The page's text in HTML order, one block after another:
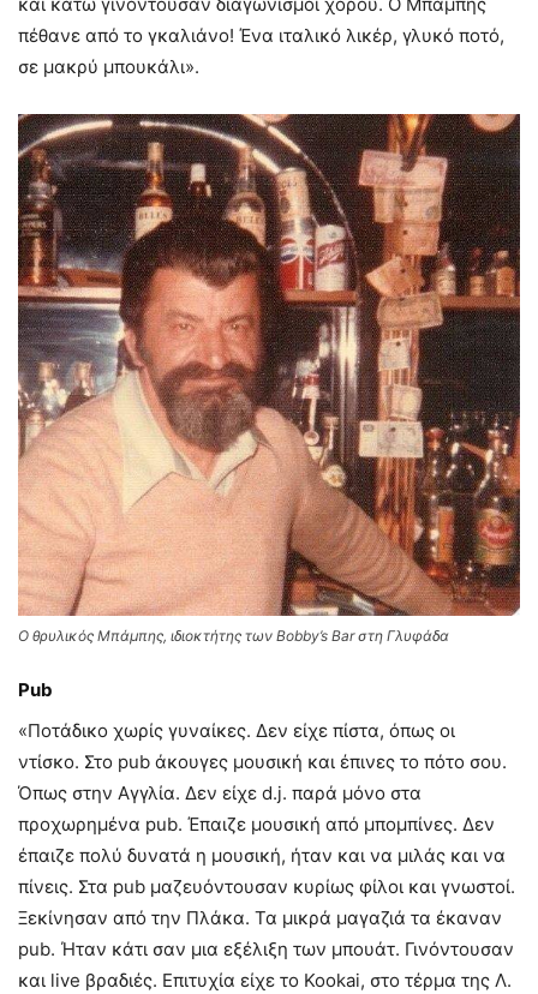
και κάτω γινόντουσαν διαγωνισμοί χορού. Ο Μπάμπης
πέθανε από το γκαλιάνο! Ένα ιταλικό λικέρ, γλυκό ποτό,
σε μακρύ μπουκάλι».
Ο θρυλικός Μπάμπης, ιδιοκτήτης των Bobby’s Bar στη Γλυφάδα
Pub
«Ποτάδικο χωρίς γυναίκες. Δεν είχε πίστα, όπως οι
ντίσκο. Στο pub άκουγες μουσική και έπινες το πότο σου.
Όπως στην Αγγλία. Δεν είχε d.j. παρά μόνο στα
προχωρημένα pub. Έπαιζε μουσική από μπομπίνες. Δεν
έπαιζε πολύ δυνατά η μουσική, ήταν και να μιλάς και να
πίνεις. Στα pub μαζευόντουσαν κυρίως φίλοι και γνωστοί.
Ξεκίνησαν από την Πλάκα. Τα μικρά μαγαζιά τα έκαναν
pub. Ήταν κάτι σαν μια εξέλιξη των μπουάτ. Γινόντουσαν
και live βραδιές. Επιτυχία είχε το Kookai, στο τέρμα της Λ.